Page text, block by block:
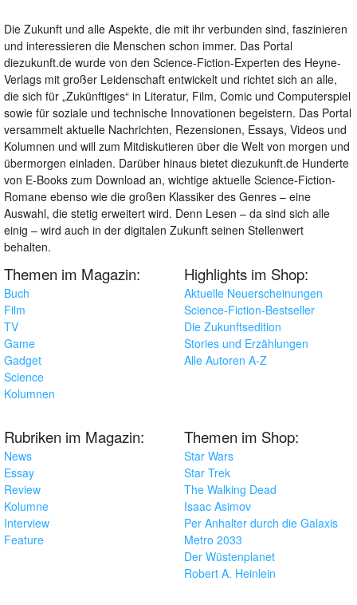
Die Zukunft und alle Aspekte, die mit ihr verbunden sind, faszinieren
und interessieren die Menschen schon immer. Das Portal
diezukunft.de wurde von den Science-Fiction-Experten des Heyne-
Verlags mit großer Leidenschaft entwickelt und richtet sich an alle,
die sich für „Zukünftiges“ in Literatur, Film, Comic und Computerspiel
sowie für soziale und technische Innovationen begeistern. Das Portal
versammelt aktuelle Nachrichten, Rezensionen, Essays, Videos und
Kolumnen und will zum Mitdiskutieren über die Welt von morgen und
übermorgen einladen. Darüber hinaus bietet diezukunft.de Hunderte
von E-Books zum Download an, wichtige aktuelle Science-Fiction-
Romane ebenso wie die großen Klassiker des Genres – eine
Auswahl, die stetig erweitert wird. Denn Lesen – da sind sich alle
einig – wird auch in der digitalen Zukunft seinen Stellenwert
behalten.
Themen im Magazin:
Buch
Film
TV
Game
Gadget
Science
Kolumnen
Highlights im Shop:
Aktuelle Neuerscheinungen
Science-Fiction-Bestseller
Die Zukunftsedition
Stories und Erzählungen
Alle Autoren A-Z
Rubriken im Magazin:
News
Essay
Review
Kolumne
Interview
Feature
Themen im Shop:
Star Wars
Star Trek
The Walking Dead
Isaac Asimov
Per Anhalter durch die Galaxis
Metro 2033
Der Wüstenplanet
Robert A. Heinlein